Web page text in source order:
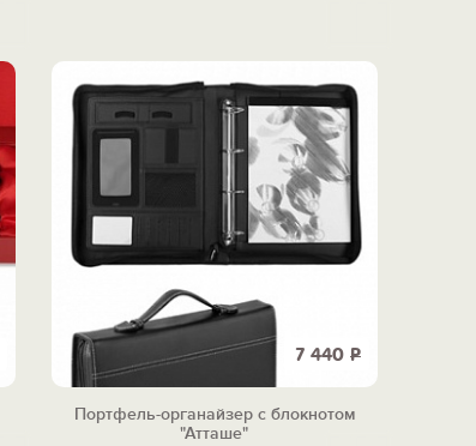
7 440 Р
Портфель-органайзер с блокнотом
"Атташе"